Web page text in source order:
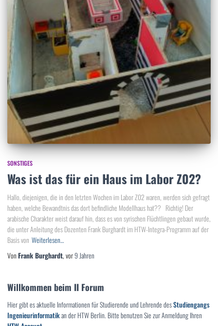
SONSTIGES
Was ist das für ein Haus im Labor Z02?
Hallo, diejenigen, die in den letzten Wochen im Labor Z02 waren, werden sich gefragt
haben, welche Bewandtnis das dort befindliche Modellhaus hat?? Richtig! Der
arabische Charakter weist darauf hin, dass es von syrischen Flüchtlingen gebaut wurde,
die unter Anleitung des Dozenten Frank Burghardt im HTW-Integra-Programm auf der
Basis von Weiterlesen…
VonFrank Burghardt, vor9 Jahren
Willkommen beim II Forum
Hier gibt es aktuelle Informationen für Studierende und Lehrende desStudiengangs
Ingenieurinformatikan der HTW Berlin. Bitte benutzen Sie zur Anmeldung Ihren